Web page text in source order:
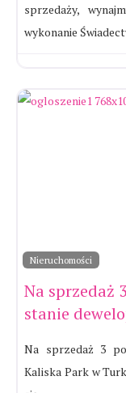
sprzedaży,
wykonanie
Nieruchomości
Na sprzedaż
stanie
Na sprzedaż 3
Kaliska Park w